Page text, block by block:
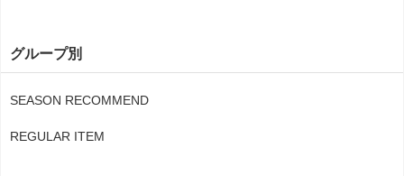
グループ別
SEASON RECOMMEND
REGULAR ITEM